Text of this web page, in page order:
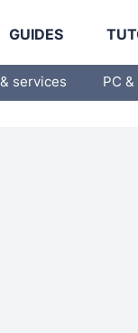
GUIDES
services PC